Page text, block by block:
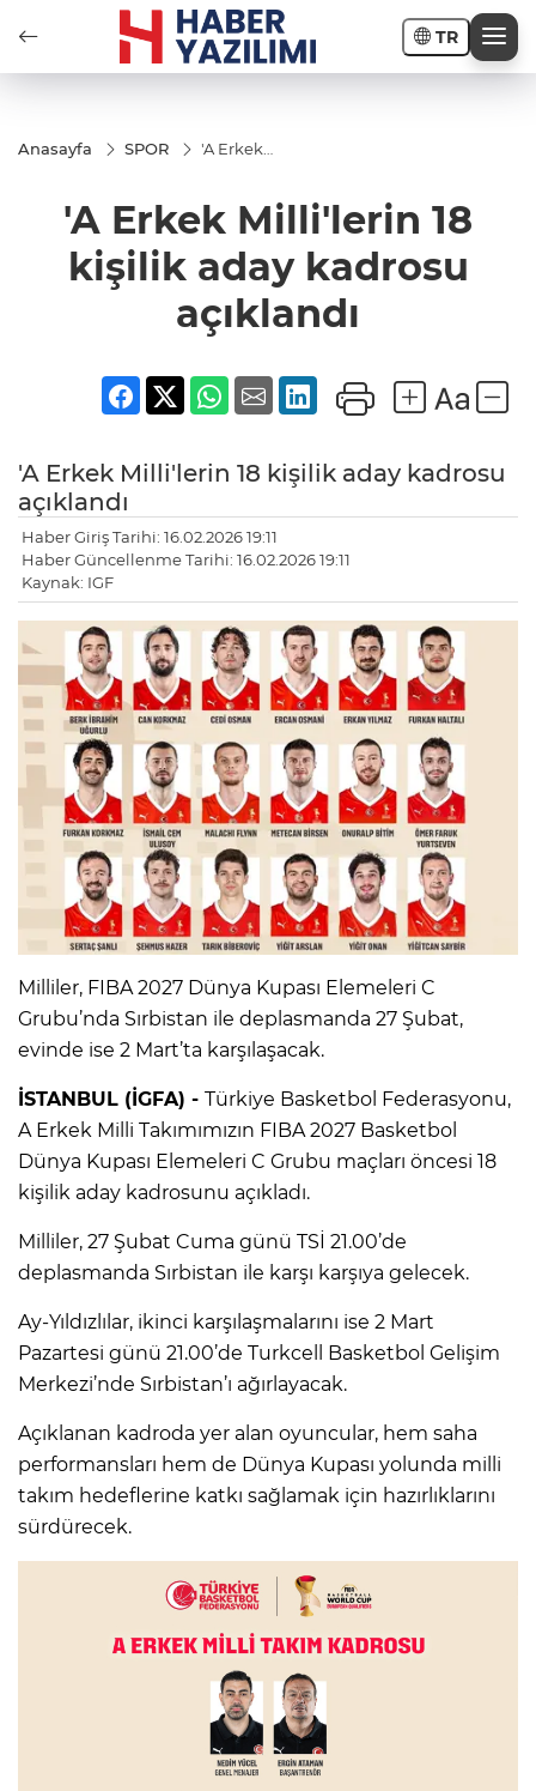
TR
Anasayfa SPOR
'A Erkek
aday
kadrosu
'A Erkek Milli'lerin 18
kişilik aday kadrosu
açıklandı
'A Erkek Milli'lerin 18 kişilik aday kadrosu
açıklandı
Haber Giriş Tarihi: 16.02.2026 19:11
Haber Güncellenme Tarihi: 16.02.2026 19:11
Kaynak: IGF
Milliler, FIBA 2027 Dünya Kupası Elemeleri C
Grubu’nda Sırbistan ile deplasmanda 27 Şubat,
evinde ise 2 Mart’ta karşılaşacak.
İSTANBUL (İGFA) - Türkiye Basketbol Federasyonu,
A Erkek Milli Takımımızın FIBA 2027 Basketbol
Dünya Kupası Elemeleri C Grubu maçları öncesi 18
kişilik aday kadrosunu açıkladı.
Milliler, 27 Şubat Cuma günü TSİ 21.00’de
deplasmanda Sırbistan ile karşı karşıya gelecek.
Ay-Yıldızlılar, ikinci karşılaşmalarını ise 2 Mart
Pazartesi günü 21.00’de Turkcell Basketbol Gelişim
Merkezi’nde Sırbistan’ı ağırlayacak.
Açıklanan kadroda yer alan oyuncular, hem saha
performansları hem de Dünya Kupası yolunda milli
takım hedeflerine katkı sağlamak için hazırlıklarını
sürdürecek.